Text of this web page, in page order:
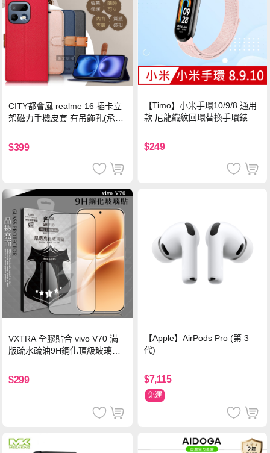
CITY都會風 realme 16 插卡立
架磁力手機皮套 有吊飾孔(承諾
$399
【Timo】小米手環10/9/8 通用
款 尼龍織紋回環替換手環錶帶-
$249
VXTRA 全膠貼合 vivo V70 滿
版疏水疏油9H鋼化頂級玻璃貼
$299
【Apple】AirPods Pro (第 3
代)
$7,115
免運